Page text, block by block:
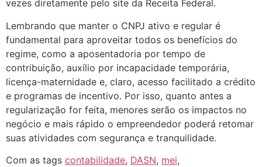
vezes diretamente pelo site da Receita Federal.
Lembrando que manter o CNPJ ativo e regular é
fundamental para aproveitar todos os benefícios do
regime, como a aposentadoria por tempo de
contribuição, auxílio por incapacidade temporária,
licença-maternidade e, claro, acesso facilitado a crédito
e programas de incentivo. Por isso, quanto antes a
regularização for feita, menores serão os impactos no
negócio e mais rápido o empreendedor poderá retomar
suas atividades com segurança e tranquilidade.
Com as tags contabilidade, DASN, mei,